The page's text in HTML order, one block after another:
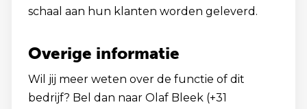
schaal aan hun klanten worden geleverd.
Overige informatie
Wil jij meer weten over de functie of dit
bedrijf? Bel dan naar Olaf Bleek (+31